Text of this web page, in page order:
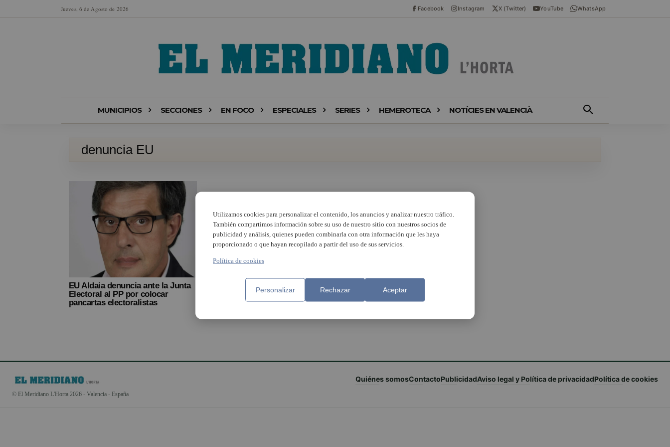
Jueves, 6 de Agosto de 2026 Facebook Instagram X (Twitter) YouTube WhatsApp
MUNICIPIOS SECCIONES EN FOCO ESPECIALES SERIES HEMEROTECA NOTÍCIES EN VALENCIÀ
denuncia EU
EU Aldaia denuncia ante la Junta
Electoral al PP por colocar
pancartas electoralistas
© El Meridiano L'Horta 2026 - Valencia - España
Quiénes somosContactoPublicidadAviso legal y Política de privacidadPolítica de cookies
Utilizamos cookies para personalizar el contenido, los anuncios y analizar nuestro tráfico.
También compartimos información sobre su uso de nuestro sitio con nuestros socios de
publicidad y análisis, quienes pueden combinarla con otra información que les haya
proporcionado o que hayan recopilado a partir del uso de sus servicios.
Política de cookies
Personalizar Rechazar Aceptar